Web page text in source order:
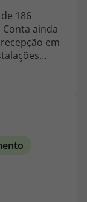
186
ainda
em
o
de